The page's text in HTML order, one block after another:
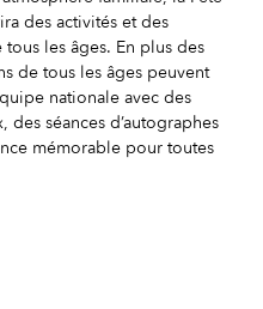
des activités et des
les âges. En plus des
de tous les âges peuvent
nationale avec des
séances d’autographes
mémorable pour toutes